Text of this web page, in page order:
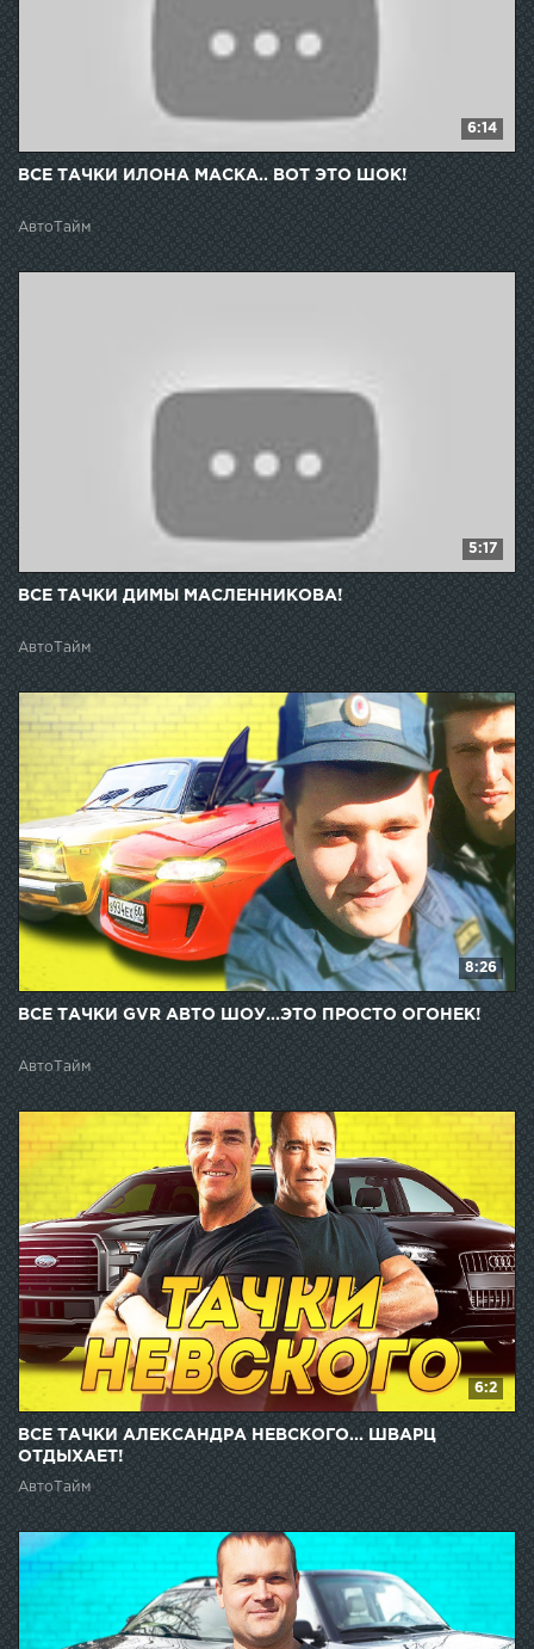
6:14
ВСЕ ТАЧКИ ИЛОНА МАСКА.. ВОТ ЭТО ШОК!
АвтоТайм
5:17
ВСЕ ТАЧКИ ДИМЫ МАСЛЕННИКОВА!
АвтоТайм
8:26
ВСЕ ТАЧКИ GVR АВТО ШОУ...ЭТО ПРОСТО ОГОНЕК!
АвтоТайм
6:2
ВСЕ ТАЧКИ АЛЕКСАНДРА НЕВСКОГО... ШВАРЦ
ОТДЫХАЕТ!
АвтоТайм